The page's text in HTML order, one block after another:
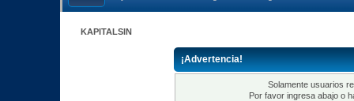
KAPITALSIN
¡Advertencia!
Solamente usuarios
Por favor ingresa abajo o